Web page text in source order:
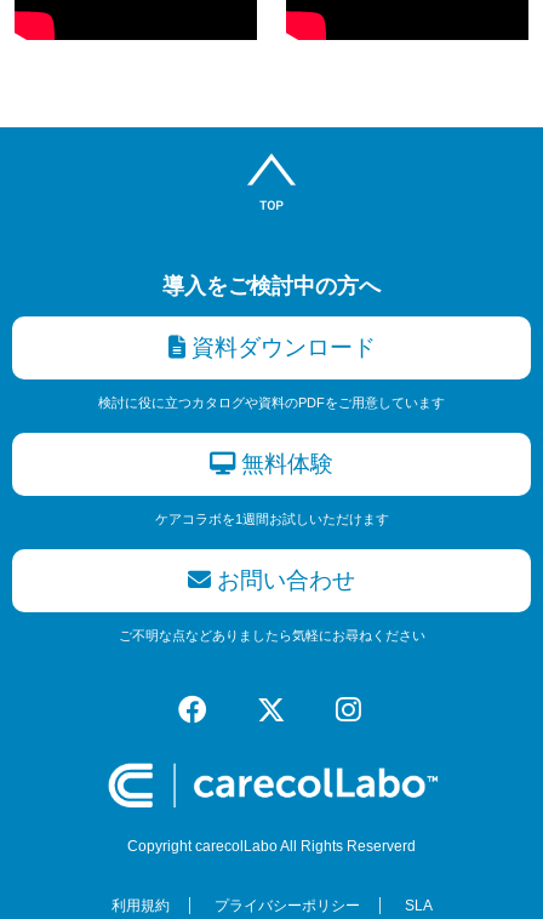
導入をご検討中の方へ
資料ダウンロード
検討に役に立つカタログや資料のPDFをご用意しています
無料体験
ケアコラボを1週間お試しいただけます
お問い合わせ
ご不明な点などありましたら気軽にお尋ねください
Copyright carecolLabo All Rights Reserverd
利用規約 プライバシーポリシー SLA